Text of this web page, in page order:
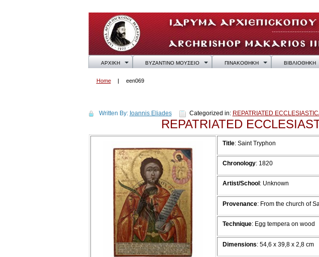
ΑΡΧΙΚΗ ΒΥΖΑΝΤΙΝΟ ΜΟΥΣΕΙΟ ΠΙΝΑΚΟΘΗΚΗ ΒΙΒΛΙΟΘΗΚΗ
Home een069
Written By: Ioannis Eliades Categorized in: REPATRIATED
REPATRIATED
Title: Saint Tryphon
Chronology: 1820
Artist/School : Unknown
Provenance: From the church of
Technique: Egg tempera on wood
Dimensions: 54,6 x 39,8 x 2,8 cm